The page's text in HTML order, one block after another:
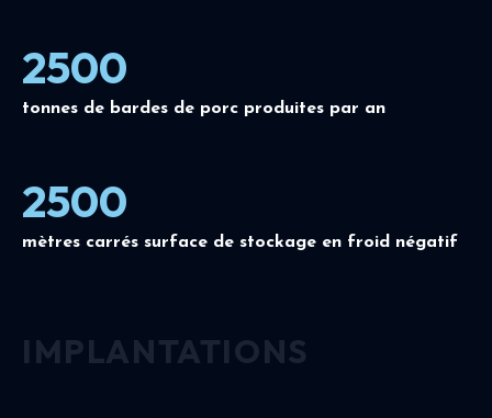
2500
tonnes de bardes de porc produites par an
2500
mètres carrés surface de stockage en froid négatif
IMPLANTATIONS